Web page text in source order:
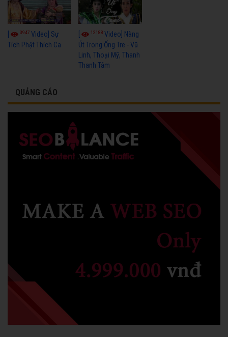
[ 3947 Video] Sự
Tích Phật Thích Ca
[ 12188Video] Nàng
Út Trong Ống Tre - Vũ
Linh, Thoại Mỹ, Thanh
Thanh Tâm
QUẢNG CÁO